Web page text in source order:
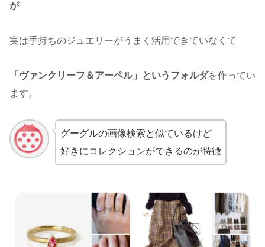
が
実は手持ちのジュエリーがうまく活用できていなくて
「ヴァンクリーフ＆アーペル」というフォルダを作ってい
ます。
グーグルの画像検索と似ているけど
好きにコレクションができるのが特徴